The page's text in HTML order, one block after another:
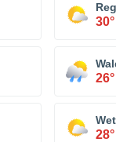
30°
26°
28°